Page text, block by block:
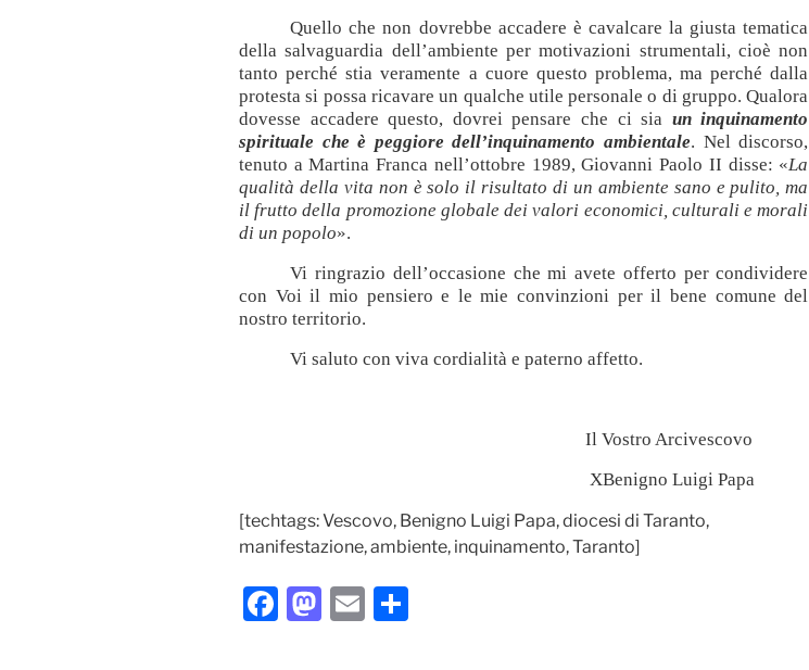
Quello che non dovrebbe accadere è cavalcare la giusta tematica
della salvaguardia dell’ambiente per motivazioni strumentali, cioè non
tanto perché stia veramente a cuore questo problema, ma perché dalla
protesta si possa ricavare un qualche utile personale o di gruppo. Qualora
dovesse accadere questo, dovrei pensare che ci sia un inquinamento
spirituale che è peggiore dell’inquinamento ambientale. Nel discorso,
tenuto a Martina Franca nell’ottobre 1989, Giovanni Paolo II disse: «La
qualità della vita non è solo il risultato di un ambiente sano e pulito, ma
il frutto della promozione globale dei valori economici, culturali e morali
di un popolo».
Vi ringrazio dell’occasione che mi avete offerto per condividere
con Voi il mio pensiero e le mie convinzioni per il bene comune del
nostro territorio.
Vi saluto con viva cordialità e paterno affetto.
Il Vostro Arcivescovo
XBenigno Luigi Papa
[techtags: Vescovo, Benigno Luigi Papa, diocesi di Taranto,
manifestazione, ambiente, inquinamento, Taranto]
F
M E